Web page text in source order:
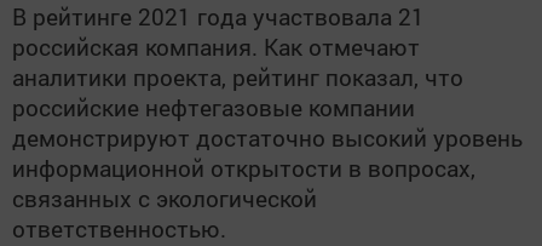
В рейтинге 2021 года участвовала 21
российская компания. Как отмечают
аналитики проекта, рейтинг показал, что
российские нефтегазовые компании
демонстрируют достаточно высокий уровень
информационной открытости в вопросах,
связанных с экологической
ответственностью.